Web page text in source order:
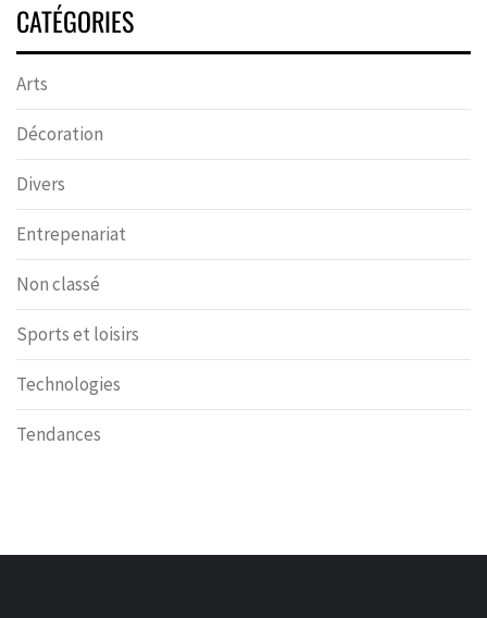
CATÉGORIES
Arts
Décoration
Divers
Entrepenariat
Non classé
Sports et loisirs
Technologies
Tendances